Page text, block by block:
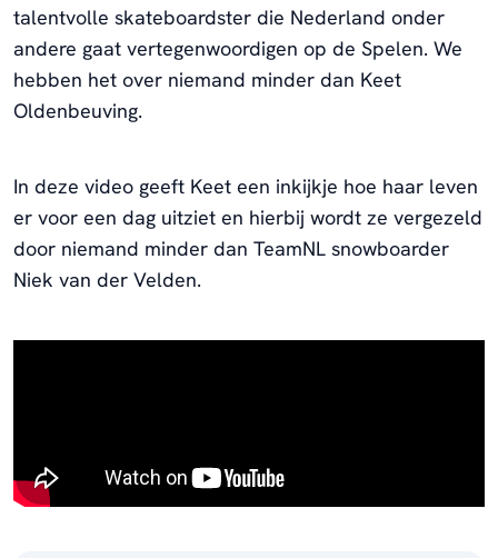
talentvolle skateboardster die Nederland onder
andere gaat vertegenwoordigen op de Spelen. We
hebben het over niemand minder dan Keet
Oldenbeuving.
In deze video geeft Keet een inkijkje hoe haar leven
er voor een dag uitziet en hierbij wordt ze vergezeld
door niemand minder dan TeamNL snowboarder
Niek van der Velden.